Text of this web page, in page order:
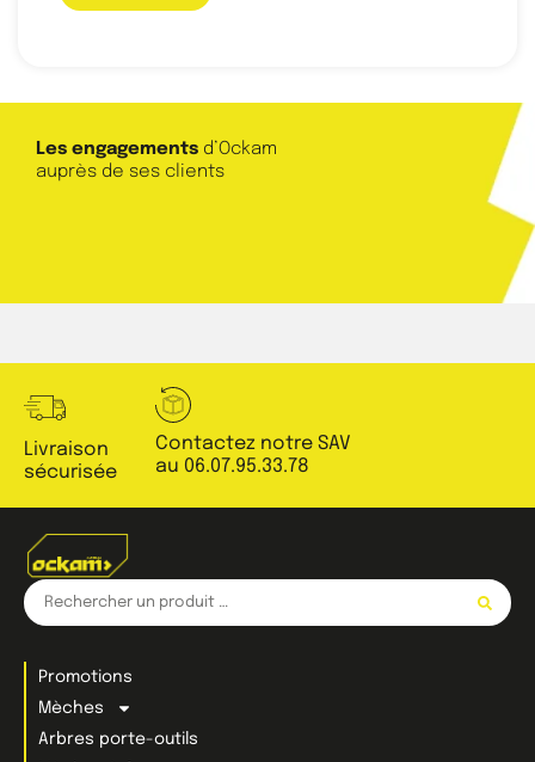
Les engagements d’Ockam
auprès de ses clients
Livraison
sécurisée
Contactez notre SAV
au 06.07.95.33.78
Promotions
Mèches
Arbres porte-outils